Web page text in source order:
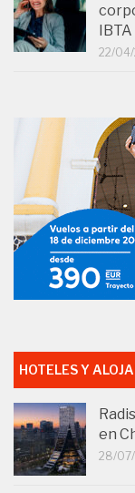
IBTA
22/
HOTELES Y
en
28/